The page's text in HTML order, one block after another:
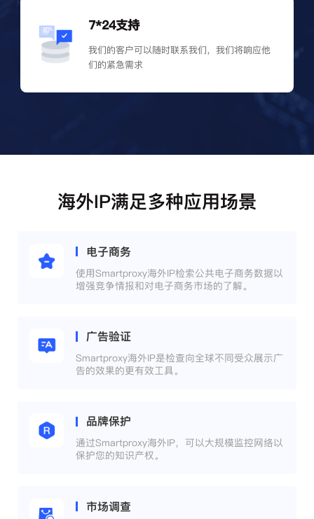
7*24支持
我们的客户可以随时联系我们，我们将响应他
们的紧急需求
海外IP满足多种应用场景
电子商务
使用Smartproxy海外IP检索公共电子商务数据以
增强竞争情报和对电子商务市场的了解。
广告验证
Smartproxy海外IP是检查向全球不同受众展示广
告的效果的更有效工具。
品牌保护
通过Smartproxy海外IP，可以大规模监控网络以
保护您的知识产权。
市场调查